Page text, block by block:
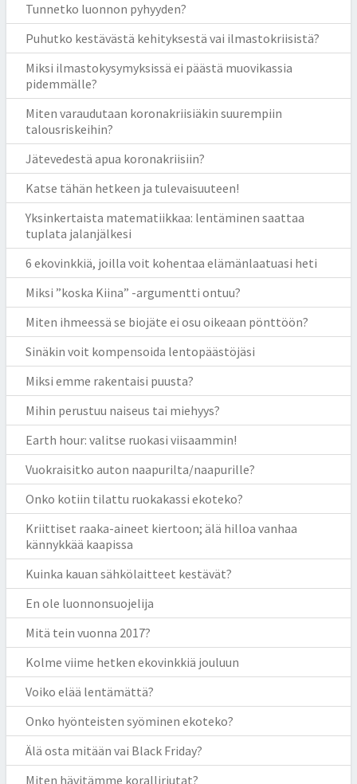
Tunnetko luonnon pyhyyden?
Puhutko kestävästä kehityksestä vai ilmastokriisistä?
Miksi ilmastokysymyksissä ei päästä muovikassia
pidemmälle?
Miten varaudutaan koronakriisiäkin suurempiin
talousriskeihin?
Jätevedestä apua koronakriisiin?
Katse tähän hetkeen ja tulevaisuuteen!
Yksinkertaista matematiikkaa: lentäminen saattaa
tuplata jalanjälkesi
6 ekovinkkiä, joilla voit kohentaa elämänlaatuasi heti
Miksi ”koska Kiina” -argumentti ontuu?
Miten ihmeessä se biojäte ei osu oikeaan pönttöön?
Sinäkin voit kompensoida lentopäästöjäsi
Miksi emme rakentaisi puusta?
Mihin perustuu naiseus tai miehyys?
Earth hour: valitse ruokasi viisaammin!
Vuokraisitko auton naapurilta/naapurille?
Onko kotiin tilattu ruokakassi ekoteko?
Kriittiset raaka-aineet kiertoon; älä hilloa vanhaa
kännykkää kaapissa
Kuinka kauan sähkölaitteet kestävät?
En ole luonnonsuojelija
Mitä tein vuonna 2017?
Kolme viime hetken ekovinkkiä jouluun
Voiko elää lentämättä?
Onko hyönteisten syöminen ekoteko?
Älä osta mitään vai Black Friday?
Miten hävitämme koralliriutat?